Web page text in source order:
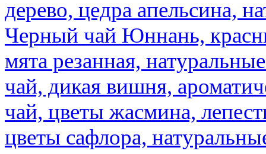
дерево, цедра апельсина,
Черный чай Юннань,
мята резанная,
чай, дикая вишня,
чай, цветы жасмина,
цветы сафлора,